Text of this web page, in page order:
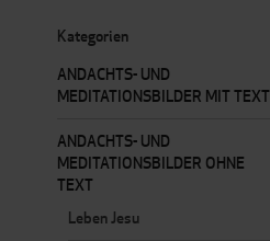
Kategorien
ANDACHTS- UND
MEDITATIONSBILDER MIT TEXT
ANDACHTS- UND
MEDITATIONSBILDER OHNE
TEXT
Leben Jesu